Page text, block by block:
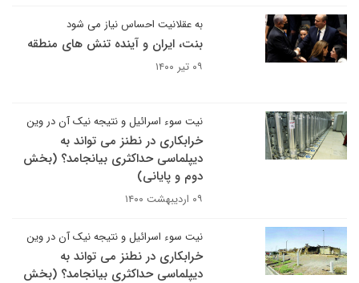
به عقلانیت احساس نیاز می شود
بنت، ایران و آینده تنش های منطقه
۰۹ تیر ۱۴۰۰
نیت سوء اسرائیل و نتیجه نیک آن در وین
خرابکاری در نطنز می تواند به
دیپلماسی حداکثری بیانجامد؟ (بخش
دوم و پایانی)
۰۹ اردیبهشت ۱۴۰۰
نیت سوء اسرائیل و نتیجه نیک آن در وین
خرابکاری در نطنز می تواند به
دیپلماسی حداکثری بیانجامد؟ (بخش